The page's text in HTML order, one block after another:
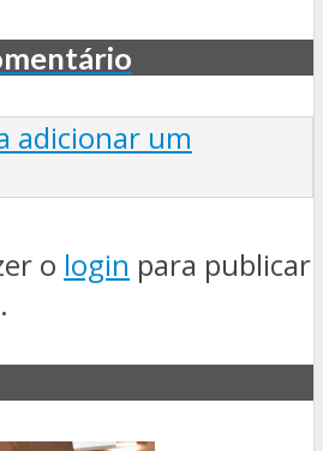
adicionar um
o login para publicar